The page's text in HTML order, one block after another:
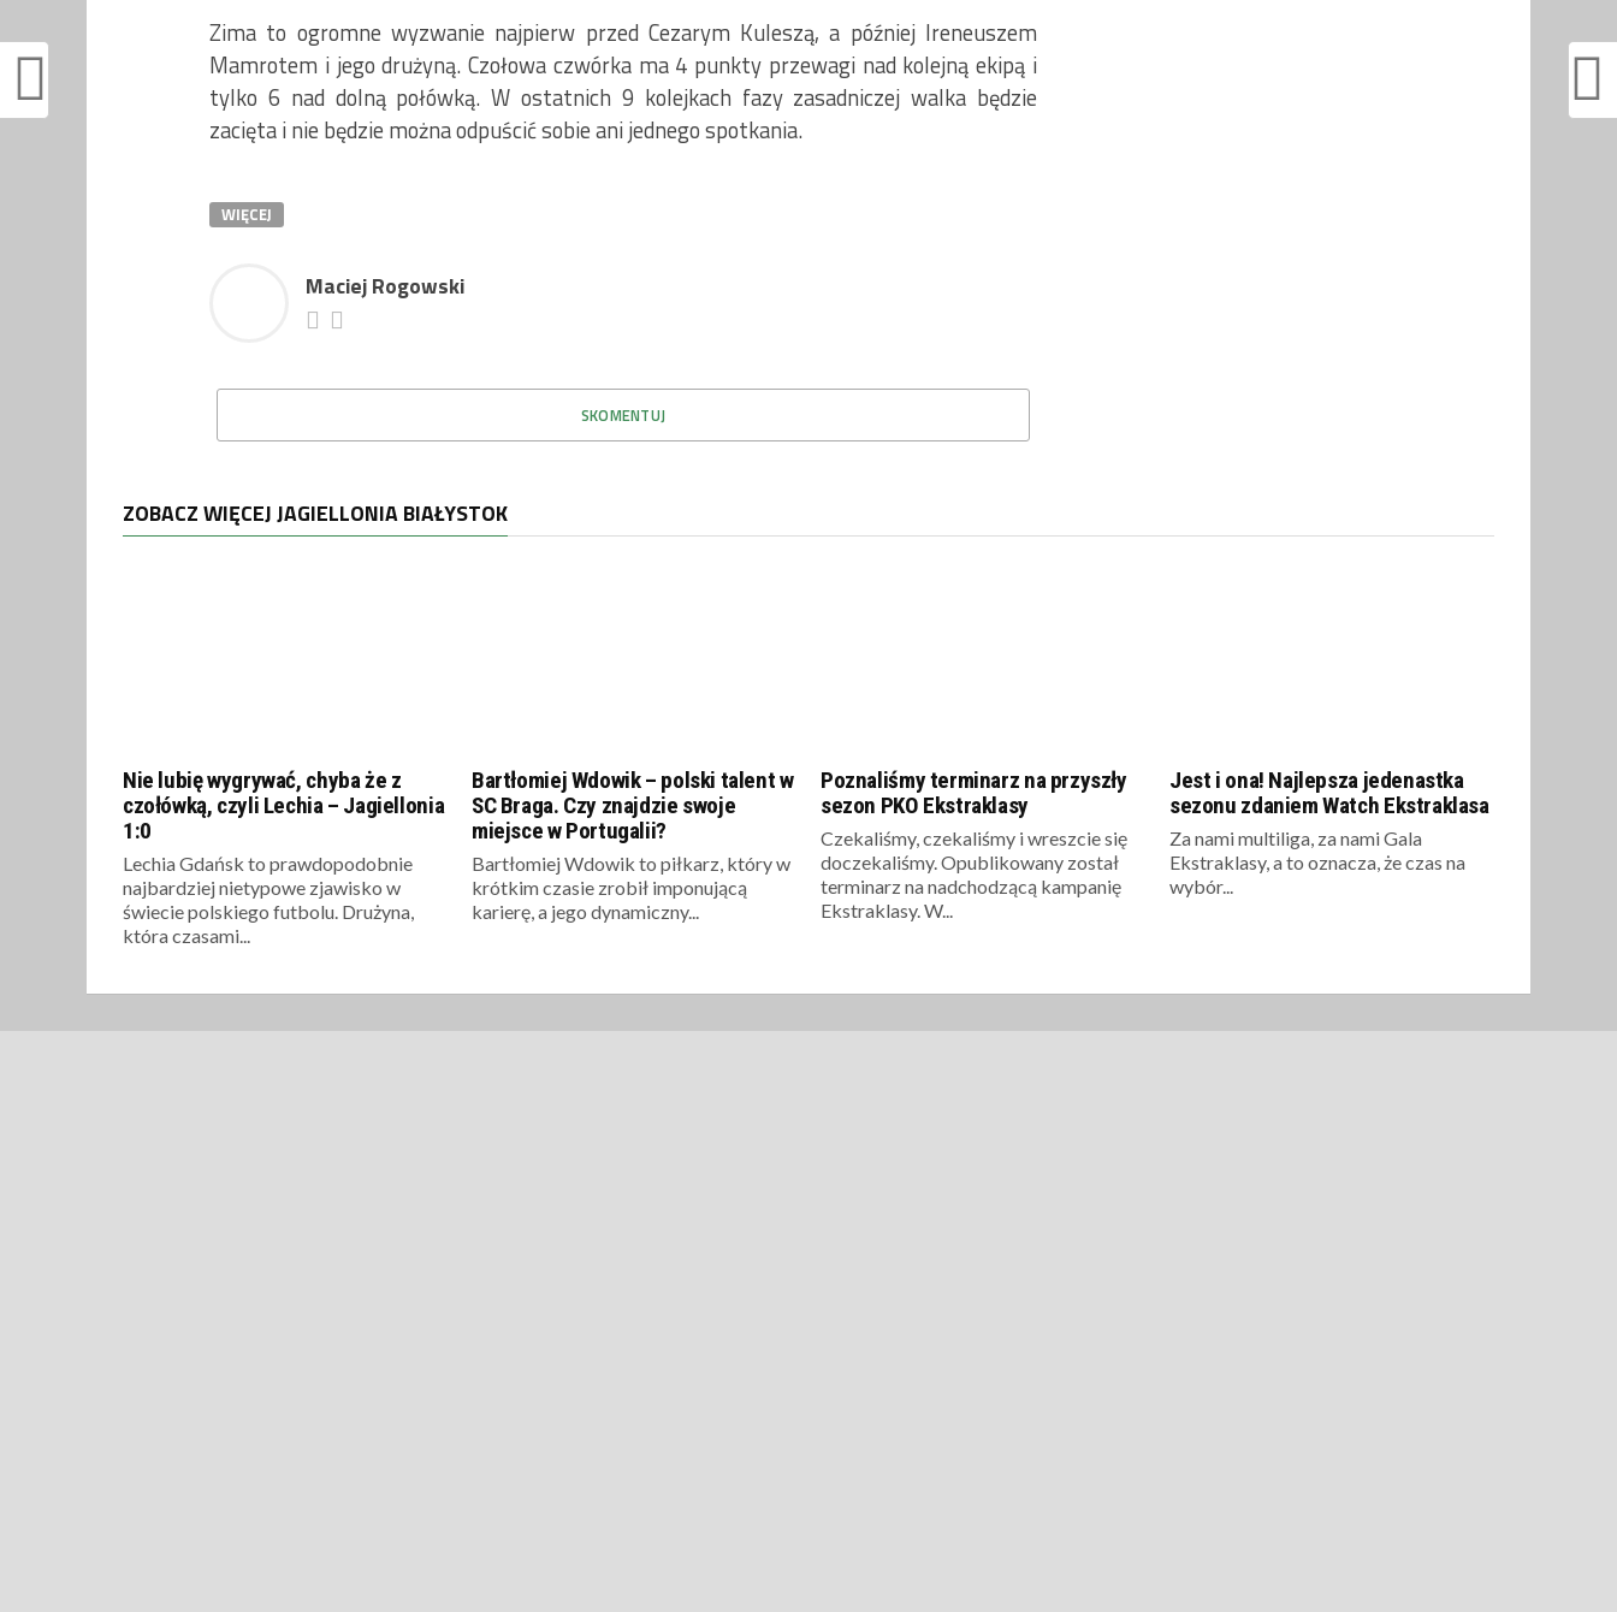
Zima to ogromne wyzwanie najpierw przed Cezarym Kuleszą, a później Ireneuszem
Mamrotem i jego drużyną. Czołowa czwórka ma 4 punkty przewagi nad kolejną ekipą i
tylko 6 nad dolną połówką. W ostatnich 9 kolejkach fazy zasadniczej walka będzie
zacięta i nie będzie można odpuścić sobie ani jednego spotkania.
WIĘCEJ
Maciej Rogowski
SKOMENTUJ
ZOBACZ WIĘCEJ JAGIELLONIA BIAŁYSTOK
Nie lubię wygrywać, chyba że z
czołówką, czyli Lechia – Jagiellonia
1:0
Lechia Gdańsk to prawdopodobnie
najbardziej nietypowe zjawisko w
świecie polskiego futbolu. Drużyna,
która czasami...
Bartłomiej Wdowik – polski talent w
SC Braga. Czy znajdzie swoje
miejsce w Portugalii?
Bartłomiej Wdowik to piłkarz, który w
krótkim czasie zrobił imponującą
karierę, a jego dynamiczny...
Poznaliśmy terminarz na przyszły
sezon PKO Ekstraklasy
Czekaliśmy, czekaliśmy i wreszcie się
doczekaliśmy. Opublikowany został
terminarz na nadchodzącą kampanię
Ekstraklasy. W...
Jest i ona! Najlepsza jedenastka
sezonu zdaniem Watch Ekstraklasa
Za nami multiliga, za nami Gala
Ekstraklasy, a to oznacza, że czas na
wybór...